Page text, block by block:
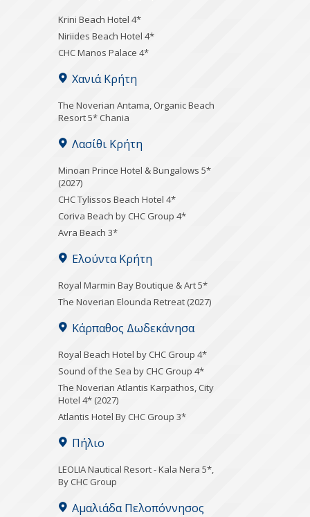
Krini Beach Hotel 4*
Niriides Beach Hotel 4*
CHC Manos Palace 4*
Χανιά Κρήτη
Τhe Noverian Antama, Organic Beach
Resort 5* Chania
Λασίθι Κρήτη
Minoan Prince Hotel & Bungalows 5*
(2027)
CHC Tylissos Beach Hotel 4*
Coriva Beach by CHC Group 4*
Avra Beach 3*
Ελούντα Κρήτη
Royal Marmin Bay Boutique & Art 5*
The Noverian Elounda Retreat (2027)
Κάρπαθος Δωδεκάνησα
Royal Beach Hotel by CHC Group 4*
Sound of the Sea by CHC Group 4*
The Noverian Atlantis Karpathos, City
Hotel 4* (2027)
Atlantis Hotel By CHC Group 3*
Πήλιο
LEOLIA Nautical Resort - Kala Nera 5*,
By CHC Group
Αμαλιάδα Πελοπόννησος